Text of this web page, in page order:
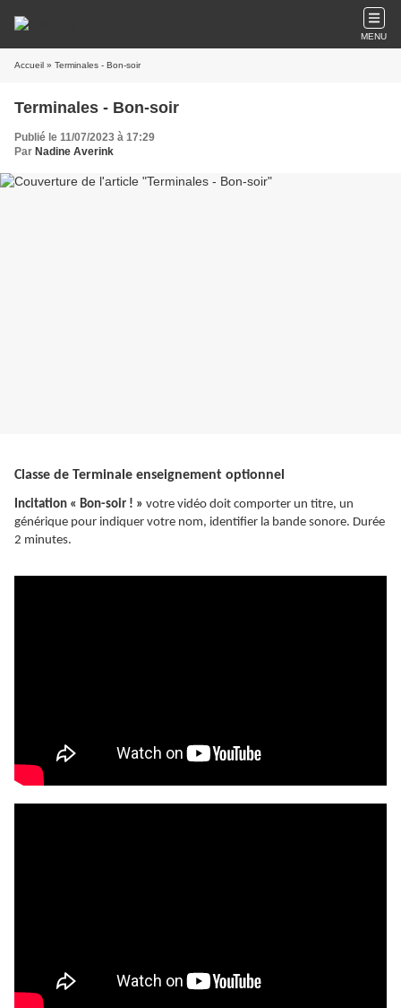
MENU
Accueil » Terminales - Bon-soir
Terminales - Bon-soir
Publié le 11/07/2023 à 17:29
Par Nadine Averink
Classe de Terminale enseignement optionnel
Incitation « Bon-soir ! » votre vidéo doit comporter un titre, un
générique pour indiquer votre nom, identifier la bande sonore. Durée
2 minutes.